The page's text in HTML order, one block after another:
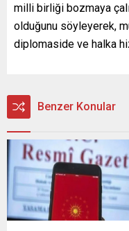
milli birliği bozmaya
olduğunu söyleyerek,
diplomaside ve halka
Benzer Konular